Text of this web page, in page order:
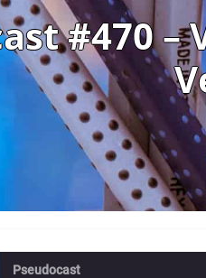
#470
Pseudocast